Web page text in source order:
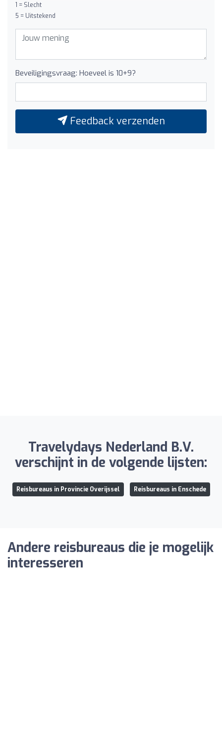
1 = Slecht
5 = Uitstekend
Beveiligingsvraag: Hoeveel is 10+9?
Feedback verzenden
Travelydays Nederland B.V.
verschijnt in de volgende lijsten:
Reisbureaus in Provincie Overijssel Reisbureaus in Enschede
Andere reisbureaus die je mogelijk
interesseren